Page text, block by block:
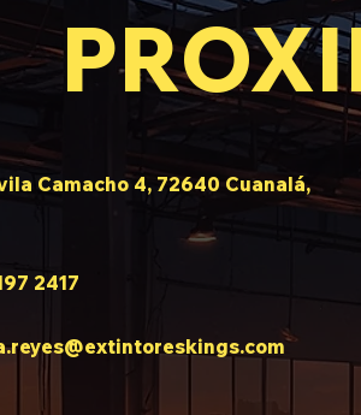
Camacho 4, 72640 Cuanalá,
2417